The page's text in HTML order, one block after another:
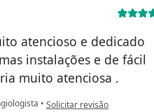
atencioso e dedicado
instalações e de fácil
muito atenciosa .
• na opinião do utilizador Miriã
Solicitar revisão